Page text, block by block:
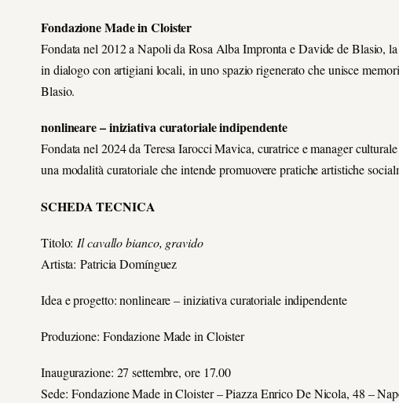
Fondazione Made in Cloister
Fondata nel 2012 a Napoli da Rosa Alba Impronta e Davide de Blasio,
in dialogo con artigiani locali, in uno spazio rigenerato che unisce
Blasio.
nonlineare – iniziativa curatoriale indipendente
Fondata nel 2024 da Teresa Iarocci Mavica, curatrice e manager
una modalità curatoriale che intende promuovere pratiche artistiche
SCHEDA TECNICA
Titolo: Il cavallo bianco, gravido
Artista: Patricia Domínguez
Idea e progetto: nonlineare – iniziativa curatoriale indipendente
Produzione: Fondazione Made in Cloister
Inaugurazione: 27 settembre, ore 17.00
Sede: Fondazione Made in Cloister – Piazza Enrico De Nicola, 48 –